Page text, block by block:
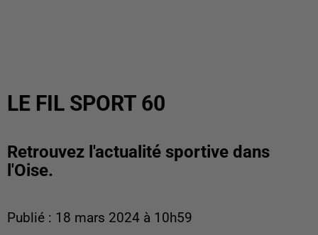
LE FIL SPORT 60
Retrouvez l'actualité sportive dans
l'Oise.
Publié : 18 mars 2024 à 10h59